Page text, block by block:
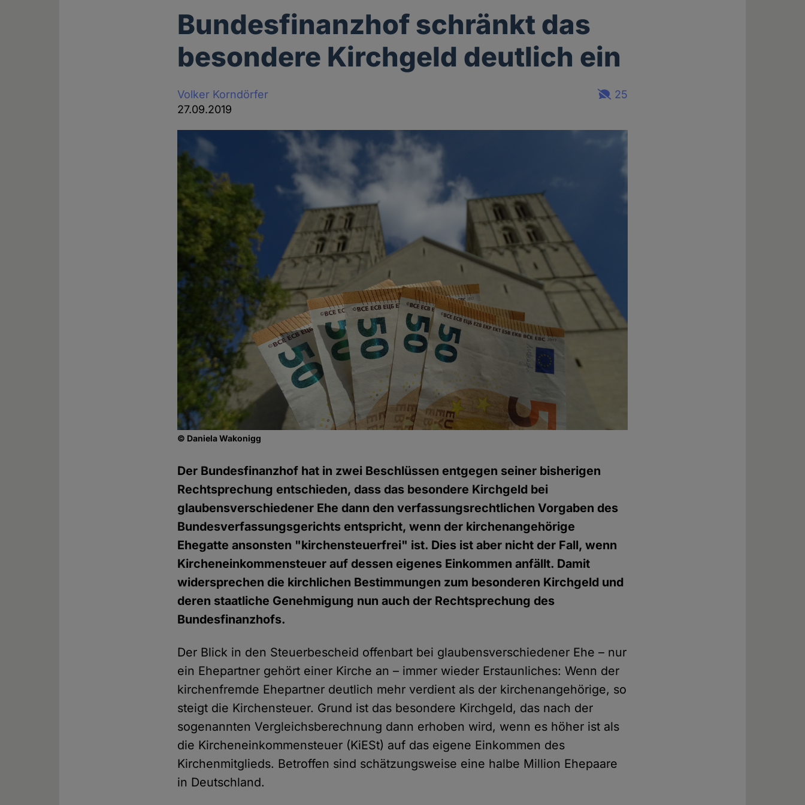
Bundesfinanzhof schränkt das
besondere Kirchgeld deutlich ein
Volker Korndörfer
27.09.2019
25
© Daniela Wakonigg
Der Bundesfinanzhof hat in zwei Beschlüssen entgegen seiner bisherigen
Rechtsprechung entschieden, dass das besondere Kirchgeld bei
glaubensverschiedener Ehe dann den verfassungsrechtlichen Vorgaben des
Bundesverfassungsgerichts entspricht, wenn der kirchenangehörige
Ehegatte ansonsten "kirchensteuerfrei" ist. Dies ist aber nicht der Fall, wenn
Kircheneinkommensteuer auf dessen eigenes Einkommen anfällt. Damit
widersprechen die kirchlichen Bestimmungen zum besonderen Kirchgeld und
deren staatliche Genehmigung nun auch der Rechtsprechung des
Bundesfinanzhofs.
Der Blick in den Steuerbescheid offenbart bei glaubensverschiedener Ehe – nur
ein Ehepartner gehört einer Kirche an – immer wieder Erstaunliches: Wenn der
kirchenfremde Ehepartner deutlich mehr verdient als der kirchenangehörige, so
steigt die Kirchensteuer. Grund ist das besondere Kirchgeld, das nach der
sogenannten Vergleichsberechnung dann erhoben wird, wenn es höher ist als
die Kircheneinkommensteuer (KiESt) auf das eigene Einkommen des
Kirchenmitglieds. Betroffen sind schätzungsweise eine halbe Million Ehepaare
in Deutschland.